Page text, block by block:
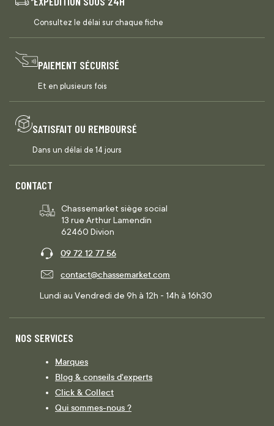
Consultez le délai sur chaque fiche
PAIEMENT SÉCURISÉ
Et en plusieurs fois
SATISFAIT OU REMBOURSÉ
Dans un délai de 14 jours
CONTACT
Chassemarket siège social
13 rue Arthur Lamendin
62460 Divion
09 72 12 77 56
contact@chassemarket.com
Lundi au Vendredi de 9h à 12h - 14h à 16h30
NOS SERVICES
Marques
Blog & conseils d'experts
Click & Collect
Qui sommes-nous ?